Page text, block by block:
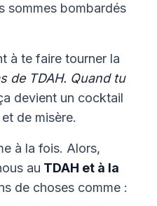
sommes bombardés
à te faire tourner la
de TDAH. Quand tu
devient un cocktail
de misère.
à la fois. Alors,
au TDAH et à la
de choses comme :